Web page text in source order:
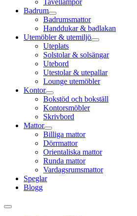
Tavellampor
Badrum
Badrumsmattor
Handdukar & badlakan
Utemöbler & utemiljö
Uteplats
Solstolar & solsängar
Utebord
Utestolar & utepallar
Lounge utemöbler
Kontor
Bokstöd och bokställ
Kontorsmöbler
Skrivbord
Mattor
Billiga mattor
Dörrmattor
Orientaliska mattor
Runda mattor
Vardagsrumsmattor
Speglar
Blogg